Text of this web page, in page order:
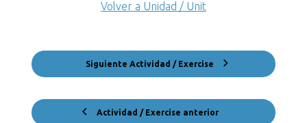
Actividad / Exercise anterior
Volver a Unidad / Unit
Siguiente Actividad / Exercise